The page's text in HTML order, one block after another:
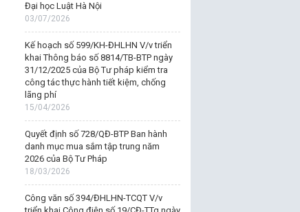
Đại học Luật Hà Nội
03/07/2026
Kế hoạch số 599/KH-ĐHLHN V/v triển
khai Thông báo số 8814/TB-BTP ngày
31/12/2025 của Bộ Tư pháp kiểm tra
công tác thực hành tiết kiệm, chống
lãng phí
15/04/2026
Quyết định số 728/QĐ-BTP Ban hành
danh mục mua sắm tập trung năm
2026 của Bộ Tư Pháp
18/03/2026
Công văn số 394/ĐHLHN-TCQT V/v